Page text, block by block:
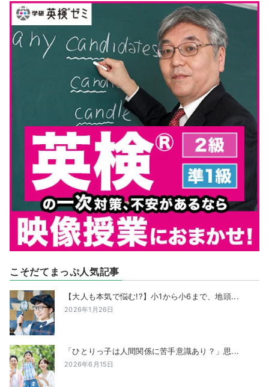
こそだてまっぷ人気記事
【大人も本気で悩む!?】小1から小6まで、地頭...
2026年1月26日
「ひとりっ子は人間関係に苦手意識あり？」思...
2026年6月15日